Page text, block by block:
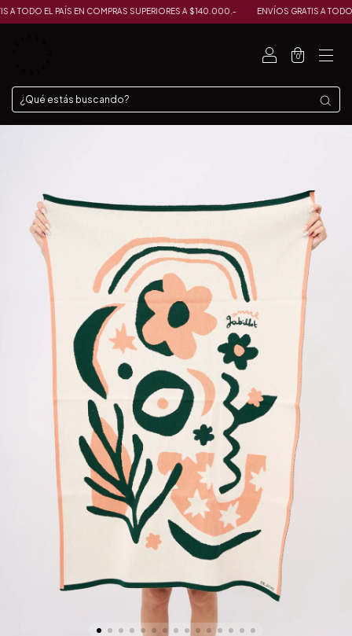
TODO EL PAÍS EN COMPRAS SUPERIORES A $140.000.- ENVÍOS GRATIS A TODO
0